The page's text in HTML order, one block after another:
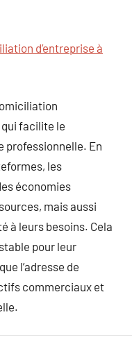
d’entreprise à
qui facilite le
professionnelle. En
les
économies
mais aussi
à leurs besoins. Cela
pour leur
l’adresse de
commerciaux et